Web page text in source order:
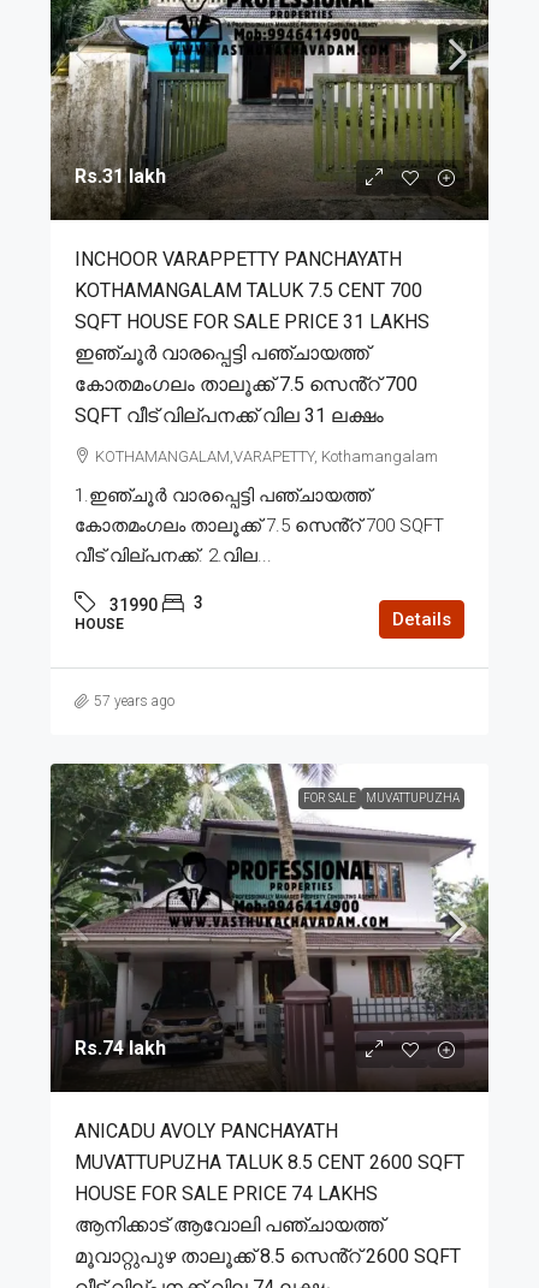
Rs.31 lakh
INCHOOR VARAPPETTY PANCHAYATH
KOTHAMANGALAM TALUK 7.5 CENT 700
SQFT HOUSE FOR SALE PRICE 31 LAKHS
ഇഞ്ചൂർ വാരപ്പെട്ടി പഞ്ചായത്ത്
കോതമംഗലം താലൂക്ക് 7.5 സെൻ്റ് 700
SQFT വീട് വില്പനക്ക് വില 31 ലക്ഷം
KOTHAMANGALAM,VARAPETTY, Kothamangalam
1.ഇഞ്ചൂർ വാരപ്പെട്ടി പഞ്ചായത്ത്
കോതമംഗലം താലൂക്ക് 7.5 സെൻ്റ് 700 SQFT
വീട് വില്പനക്ക്. 2.വില...
31990 3
HOUSE Details
57 years ago
FOR SALE MUVATTUPUZHA
Rs.74 lakh
ANICADU AVOLY PANCHAYATH
MUVATTUPUZHA TALUK 8.5 CENT 2600 SQFT
HOUSE FOR SALE PRICE 74 LAKHS
ആനിക്കാട് ആവോലി പഞ്ചായത്ത്
മൂവാറ്റുപുഴ താലൂക്ക് 8.5 സെൻ്റ് 2600 SQFT